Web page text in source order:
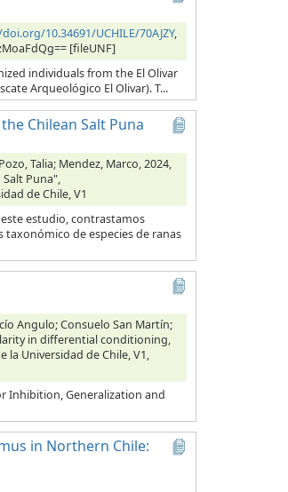
10.34691/UCHILE/70AJZY,
[fileUNF]
individuals from the El Olivar
Arqueológico El Olivar). T...
Chilean Salt Puna
Talia; Mendez, Marco, 2024,
Puna",
de Chile, V1
estudio, contrastamos
taxonómico de especies de ranas
Angulo; Consuelo San Martín;
in differential conditioning,
la Universidad de Chile, V1,
Inhibition, Generalization and
in Northern Chile: